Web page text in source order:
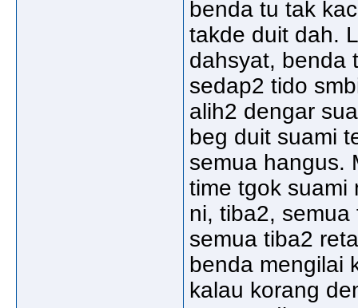
benda tu tak
takde duit dah.
dahsyat, benda
sedap2 tido
alih2 dengar
beg duit suami
semua hangus.
time tgok suami
ni, tiba2,
semua tiba2
benda mengilai
kalau korang